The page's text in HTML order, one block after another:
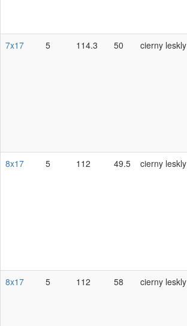
7x17 5 114.3 50 cierny leskly
8x17 5 112 49.5 cierny leskly
8x17 5 112 58 cierny leskly